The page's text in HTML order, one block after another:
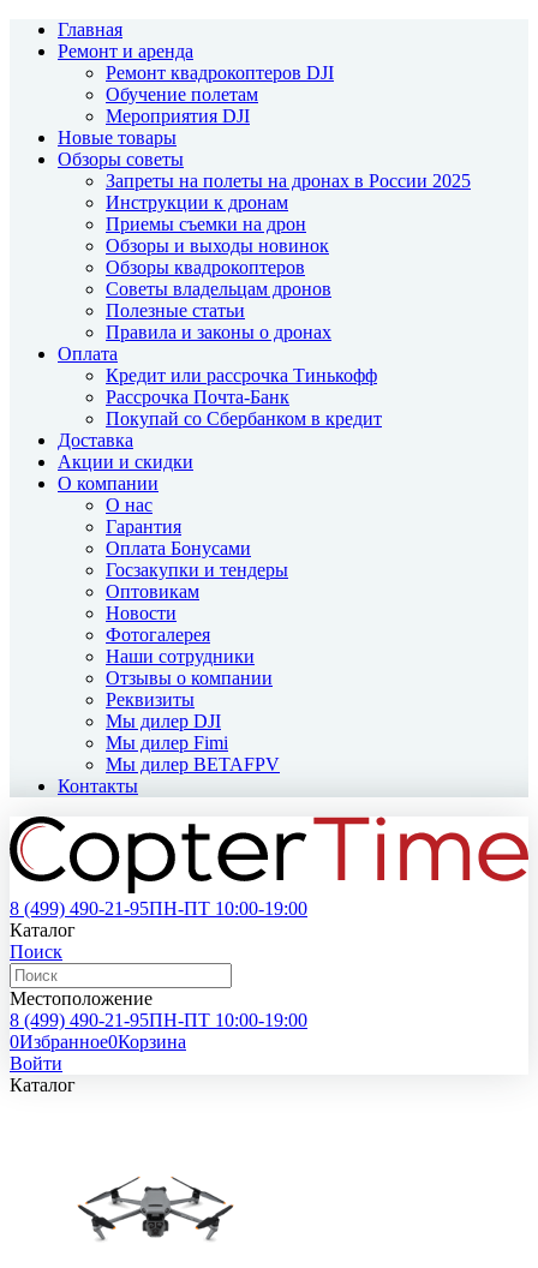
Главная
Ремонт и аренда
Ремонт квадрокоптеров DJI
Обучение полетам
Мероприятия DJI
Новые товары
Обзоры советы
Запреты на полеты на дронах в России 2025
Инструкции к дронам
Приемы съемки на дрон
Обзоры и выходы новинок
Обзоры квадрокоптеров
Советы владельцам дронов
Полезные статьи
Правила и законы о дронах
Оплата
Кредит или рассрочка Тинькофф
Рассрочка Почта-Банк
Покупай со Сбербанком в кредит
Доставка
Акции и скидки
О компании
О нас
Гарантия
Оплата Бонусами
Госзакупки и тендеры
Оптовикам
Новости
Фотогалерея
Наши сотрудники
Отзывы о компании
Реквизиты
Мы дилер DJI
Мы дилер Fimi
Мы дилер BETAFPV
Контакты
8 (499) 490-21-95ПН-ПТ 10:00-19:00
Каталог
Поиск
Местоположение
8 (499) 490-21-95ПН-ПТ 10:00-19:00
0Избранное0Корзина
Войти
Каталог